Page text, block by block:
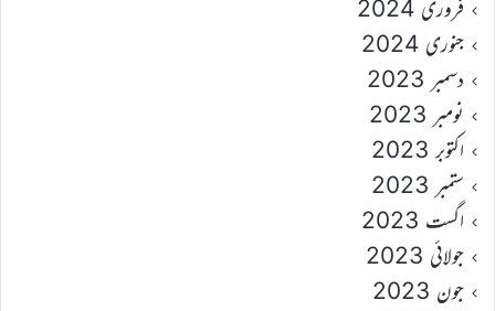
فروری 2024
جنوری 2024
دسمبر 2023
نومبر 2023
اکتوبر 2023
ستمبر 2023
اگست 2023
جولائی 2023
جون 2023